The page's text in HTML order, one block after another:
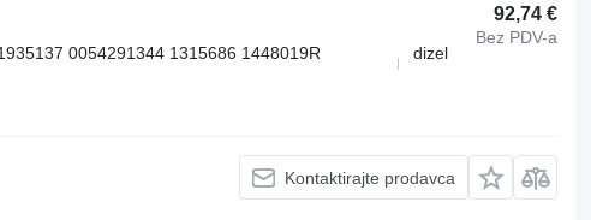
92,74 €
Bez PDV-a
0054291344 1315686 1448019R
dizel
Kontaktirajte prodavca